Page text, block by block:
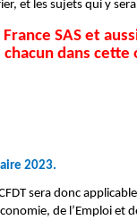
et les sujets qui y
SAS et
dans cette
2023.
sera donc
de l’Emploi et